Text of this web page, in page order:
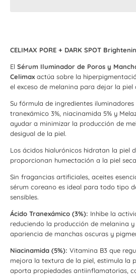
CELIMAX PORE + DARK SPOT
El Sérum Iluminador de Poros y
Celimax actúa sobre la
el exceso de melanina para dejar la
Su fórmula de ingredientes
tranexámico 3%, niacinamida 5% y
ayudar a minimizar la producción de
desigual de la piel.
Los ácidos hialurónicos hidratan la piel
proporcionan humectación a la piel
Sin fragancias artificiales, aceites
sérum coreano es ideal para todo tipo
sensibles.
Ácido Tranexámico (3%): Inhibe la
reduciendo la producción de melanina
apariencia de manchas oscuras y
Niacinamida (5%): Vitamina B3 que
mejora la textura de la piel, estimula la
aporta propiedades antiinflamatorias,